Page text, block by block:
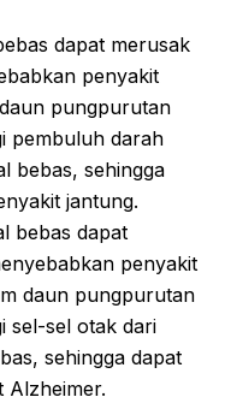
dapat merusak
penyakit
pungpurutan
pembuluh darah
bebas, sehingga
jantung.
bebas dapat
penyakit
daun pungpurutan
sel-sel otak dari
sehingga dapat
Alzheimer.